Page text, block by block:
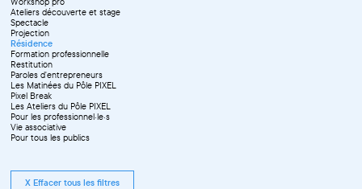
Ateliers découverte et stage
Spectacle
Projection
Résidence
Formation professionnelle
Restitution
Paroles d'entrepreneurs
Les Matinées du Pôle PIXEL
Pixel Break
Les Ateliers du Pôle PIXEL
Pour les professionnel·le·s
Vie associative
Pour tous les publics
X Effacer tous les filtres